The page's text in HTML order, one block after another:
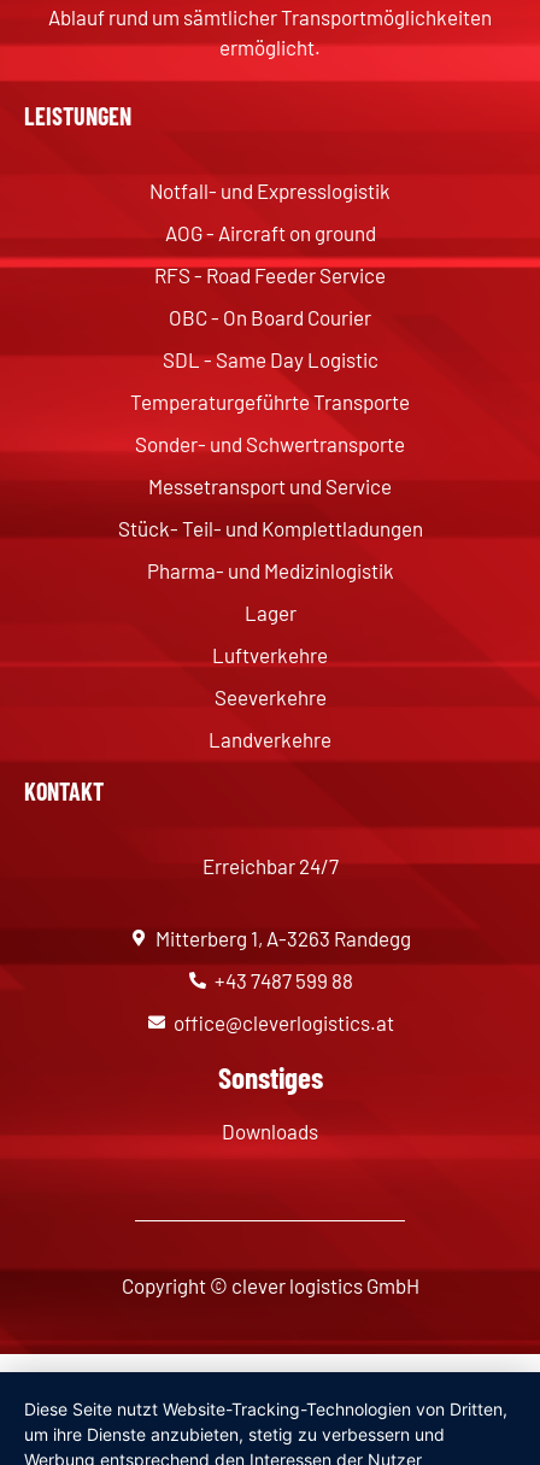
Ablauf rund um sämtlicher Transportmöglichkeiten
ermöglicht.
LEISTUNGEN
Notfall- und Expresslogistik
AOG - Aircraft on ground
RFS - Road Feeder Service
OBC - On Board Courier
SDL - Same Day Logistic
Temperaturgeführte Transporte
Sonder- und Schwertransporte
Messetransport und Service
Stück- Teil- und Komplettladungen
Pharma- und Medizinlogistik
Lager
Luftverkehre
Seeverkehre
Landverkehre
KONTAKT
Erreichbar 24/7
Mitterberg 1, A-3263 Randegg
+43 7487 599 88
office@cleverlogistics.at
Sonstiges
Downloads
Copyright © clever logistics GmbH
Impressum
Datenschutzerklärung
Diese Seite nutzt Website-Tracking-Technologien von Dritten,
um ihre Dienste anzubieten, stetig zu verbessern und
Werbung entsprechend den Interessen der Nutzer